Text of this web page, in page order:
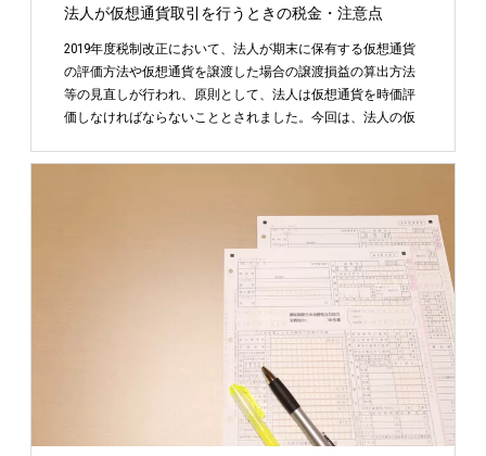
法人が仮想通貨取引を行うときの税金・注意点
2019年度税制改正において、法人が期末に保有する仮想通貨
の評価方法や仮想通貨を譲渡した場合の譲渡損益の算出方法
等の見直しが行われ、原則として、法人は仮想通貨を時価評
価しなければならないこととされました。今回は、法人の仮